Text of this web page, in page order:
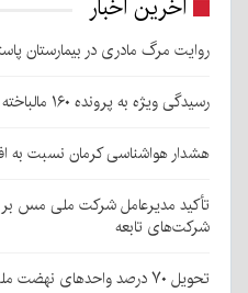
آخرین اخبار
روایت مرگ مادری در بیمارستان
رسیدگی ویژه به پرونده ۱۶۰ مالباخته پیش‌فروش خودرو در زرند
هشدار هواشناسی کرمان نسبت به
تأکید مدیرعامل شرکت ملی مس بر
شرکت‌های تابعه
تحویل ۷۰ درصد واحدهای نهضت ملی مسکن در کرمان